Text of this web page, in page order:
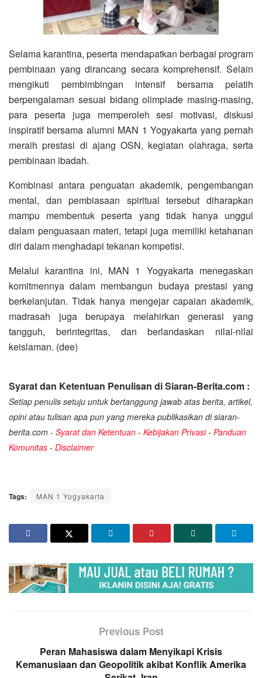
Selama karantina, peserta mendapatkan berbagai program
pembinaan yang dirancang secara komprehensif. Selain
mengikuti pembimbingan intensif bersama pelatih
berpengalaman sesuai bidang olimpiade masing-masing,
para peserta juga memperoleh sesi motivasi, diskusi
inspiratif bersama alumni MAN 1 Yogyakarta yang pernah
meraih prestasi di ajang OSN, kegiatan olahraga, serta
pembinaan ibadah.
Kombinasi antara penguatan akademik, pengembangan
mental, dan pembiasaan spiritual tersebut diharapkan
mampu membentuk peserta yang tidak hanya unggul
dalam penguasaan materi, tetapi juga memiliki ketahanan
diri dalam menghadapi tekanan kompetisi.
Melalui karantina ini, MAN 1 Yogyakarta menegaskan
komitmennya dalam membangun budaya prestasi yang
berkelanjutan. Tidak hanya mengejar capaian akademik,
madrasah juga berupaya melahirkan generasi yang
tangguh, berintegritas, dan berlandaskan nilai-nilai
keislaman. (dee)
Syarat dan Ketentuan Penulisan di Siaran-Berita.com :
Setiap penulis setuju untuk bertanggung jawab atas berita, artikel,
opini atau tulisan apa pun yang mereka publikasikan di siaran-
berita.com - Syarat dan Ketentuan - Kebijakan Privasi- Panduan
Komunitas - Disclaimer
Tags: MAN 1 Yogyakarta
Previous Post
Peran Mahasiswa dalam Menyikapi Krisis
Kemanusiaan dan Geopolitik akibat Konflik Amerika